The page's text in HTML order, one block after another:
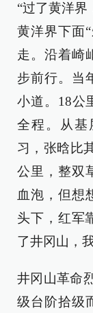
“过了黄洋
黄洋界下面
走。沿着崎
步前行。当
小道。18公
全程。从基
习，张晗比
公里，整双
血泡，但想
头下，红军
了井冈山，
井冈山革命
级台阶拾级